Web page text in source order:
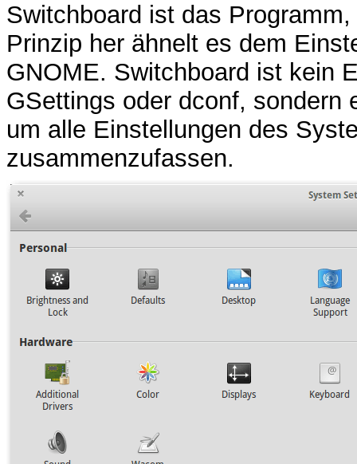
Switchboard ist das
Prinzip her ähnelt es dem
GNOME. Switchboard ist kein
GSettings oder dconf, sondern
um alle Einstellungen des
zusammenzufassen.